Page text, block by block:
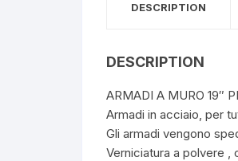
DESCRIPTION
DESCRIPTION
ARMADI A MURO 19″
Armadi in acciaio, per
Gli armadi vengono
Verniciatura a polvere